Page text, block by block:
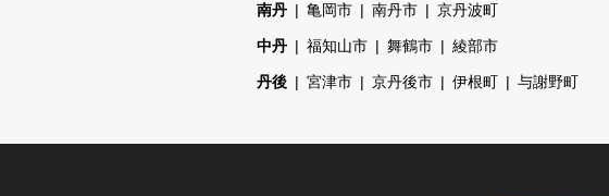
南丹 亀岡市 南丹市 京丹波町
中丹 福知山市 舞鶴市 綾部市
丹後 宮津市 京丹後市 伊根町 与謝野町